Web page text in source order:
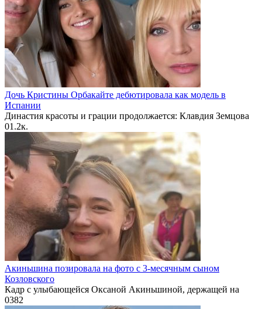
Дочь Кристины Орбакайте дебютировала как модель в
Испании
Династия красоты и грации продолжается: Клавдия Земцова
01.2к.
Акиньшина позировала на фото с 3-месячным сыном
Козловского
Кадр с улыбающейся Оксаной Акиньшиной, держащей на
0382